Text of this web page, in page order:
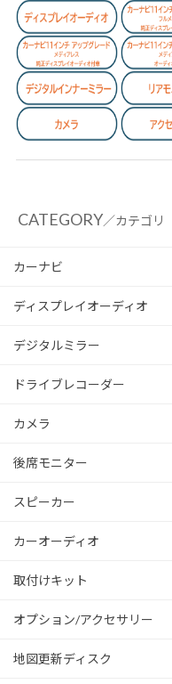
CATEGORY／カテゴリ
カーナビ
ディスプレイオーディオ
デジタルミラー
ドライブレコーダー
カメラ
後席モニター
スピーカー
カーオーディオ
取付けキット
オプション/アクセサリー
地図更新ディスク